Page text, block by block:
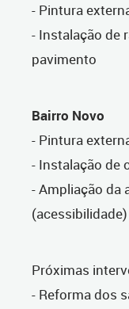
- Pintura
- Instalação de
pavimento
Bairro Novo
- Pintura
- Instalação de
- Ampliação da
(acessibilidade)
Próximas
- Reforma dos